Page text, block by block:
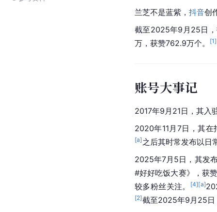
兰芝不是蓝紫， 抖音创
截至2025年9月25日，
万，获赞762.9万个。
[1]
账号大事记
2017年9月21日，其入
2020年11月7日，其
[a] 之后其时常发布以日
2025年7月5日，其发
#好好吃饭大赛》，获
较多粉丝关注。
[4][a]
[2]截至2025年9月25日